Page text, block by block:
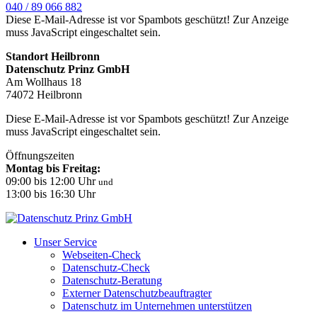
040 / 89 066 882
Diese E-Mail-Adresse ist vor Spambots geschützt! Zur Anzeige
muss JavaScript eingeschaltet sein.
Standort Heilbronn
Datenschutz Prinz GmbH
Am Wollhaus 18
74072 Heilbronn
Diese E-Mail-Adresse ist vor Spambots geschützt! Zur Anzeige
muss JavaScript eingeschaltet sein.
Öffnungszeiten
Montag bis Freitag:
09:00 bis 12:00 Uhr und
13:00 bis 16:30 Uhr
Unser Service
Webseiten-Check
Datenschutz-Check
Datenschutz-Beratung
Externer Datenschutzbeauftragter
Datenschutz im Unternehmen unterstützen